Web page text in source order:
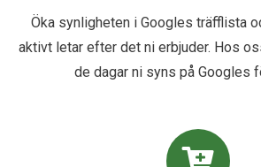
Öka synligheten i Googles träfflista
aktivt letar efter det ni erbjuder. Hos
de dagar ni syns på Googles